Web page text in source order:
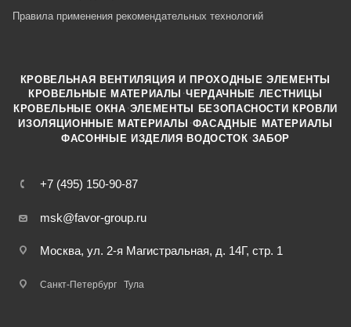
Правила применения рекомендательных технологий
+7 (495) 150-90-87
msk@favor-group.ru
Москва, ул. 2-я Магистральная, д. 14Г, стр. 1
Санкт-Петербург Тула
КРОВЕЛЬНАЯ ВЕНТИЛЯЦИЯ И ПРОХОДНЫЕ ЭЛЕМЕНТЫ
КРОВЕЛЬНЫЕ МАТЕРИАЛЫ ·ЧЕРДАЧНЫЕ ЛЕСТНИЦЫ
КРОВЕЛЬНЫЕ ОКНА ·ЭЛЕМЕНТЫ БЕЗОПАСНОСТИ КРОВЛИ
ИЗОЛЯЦИОННЫЕ МАТЕРИАЛЫ ·ФАСАДНЫЕ МАТЕРИАЛЫ
ФАСОННЫЕ ИЗДЕЛИЯ ·ВОДОСТОК ·ЗАБОР